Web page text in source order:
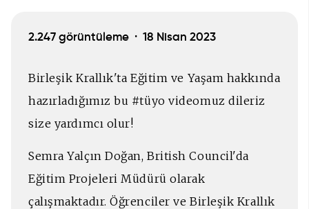
2.247 görüntüleme · 18 Nisan 2023
Birleşik Krallık'ta Eğitim ve Yaşam hakkında
hazırladığımız bu #tüyo videomuz dileriz
size yardımcı olur!
Semra Yalçın Doğan, British Council'da
Eğitim Projeleri Müdürü olarak
çalışmaktadır. Öğrenciler ve Birleşik Krallık